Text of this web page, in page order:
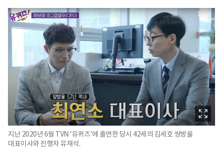
지난 2020년 6월 TVN '유퀴즈'에 출연한 당시 42세의 김세호 쌍방울
대표이사와 진행자 유재석.